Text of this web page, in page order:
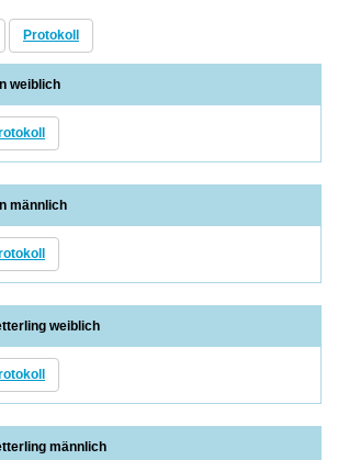
Protokoll
weiblich
männlich
weiblich
männlich